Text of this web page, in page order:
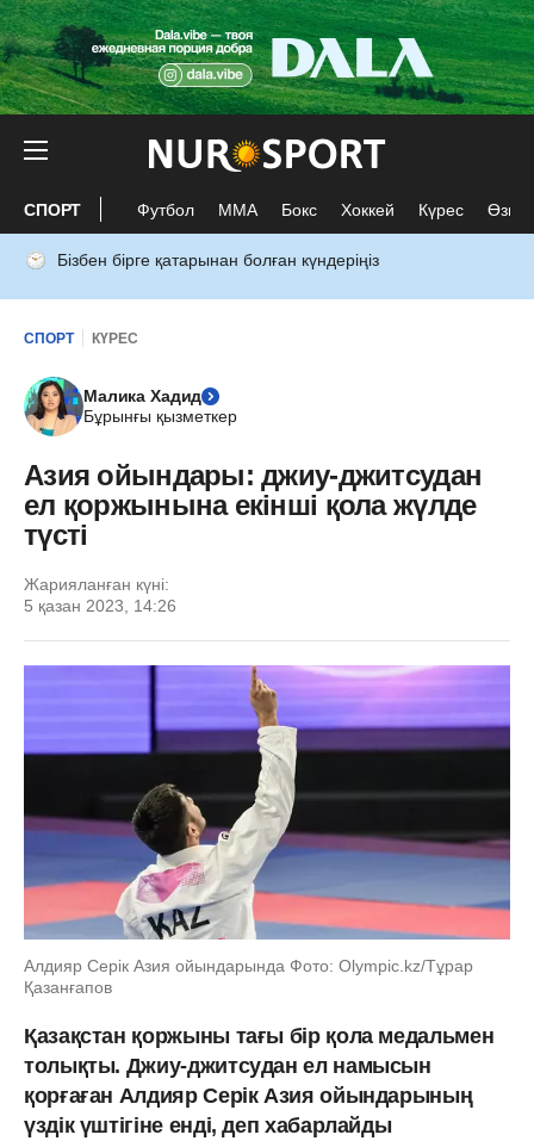
СПОРТ Футбол ММА Бокс Хоккей Күрес Өзге
Бізбен бірге қатарынан болған күндеріңіз
СПОРТ КҮРЕС
Малика Хадид
Бұрынғы қызметкер
Азия ойындары: джиу-джитсудан
ел қоржынына екінші қола жүлде
түсті
Жарияланған күні:
5 қазан 2023, 14:26
Алдияр Серік Азия ойындарында Фото: Olympic.kz/Тұрар
Қазанғапов
Қазақстан қоржыны тағы бір қола медальмен
толықты. Джиу-джитсудан ел намысын
қорғаған Алдияр Серік Азия ойындарының
үздік үштігіне енді, деп хабарлайды